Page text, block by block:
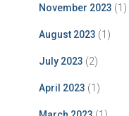
November 2023 (1)
August 2023 (1)
July 2023 (2)
April 2023 (1)